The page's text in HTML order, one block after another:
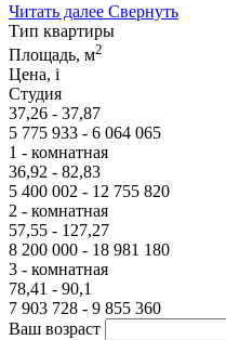
Читать далее Свернуть
Тип квартиры
Площадь, м2
Цена, i
Студия
37,26 - 37,87
5 775 933 - 6 064 065
1 - комнатная
36,92 - 82,83
5 400 002 - 12 755 820
2 - комнатная
57,55 - 127,27
8 200 000 - 18 981 180
3 - комнатная
78,41 - 90,1
7 903 728 - 9 855 360
Ваш возраст